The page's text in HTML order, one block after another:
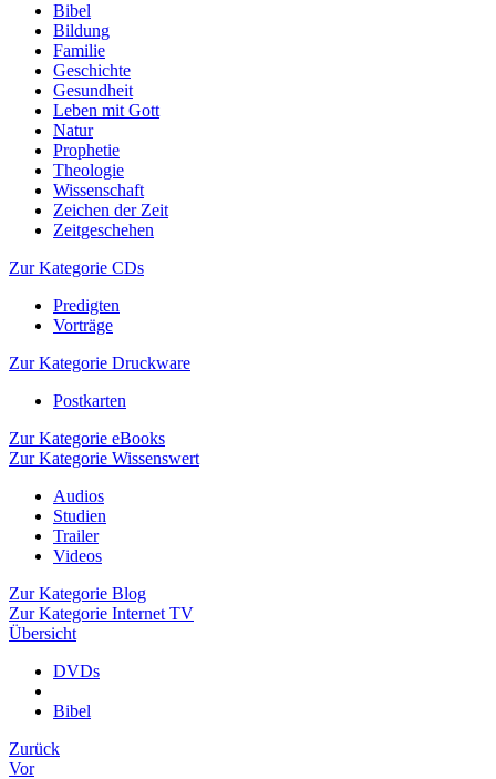
Bibel
Bildung
Familie
Geschichte
Gesundheit
Leben mit Gott
Natur
Prophetie
Theologie
Wissenschaft
Zeichen der Zeit
Zeitgeschehen
Zur Kategorie CDs
Predigten
Vorträge
Zur Kategorie Druckware
Postkarten
Zur Kategorie eBooks
Zur Kategorie Wissenswert
Audios
Studien
Trailer
Videos
Zur Kategorie Blog
Zur Kategorie Internet TV
Übersicht
DVDs
Bibel
Zurück
Vor